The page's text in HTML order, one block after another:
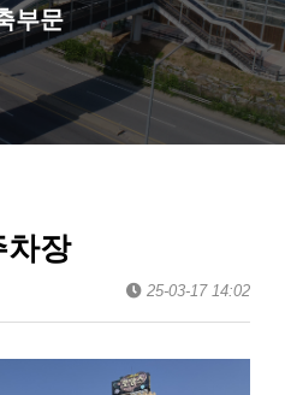
부문
차장
25-03-17 14:02